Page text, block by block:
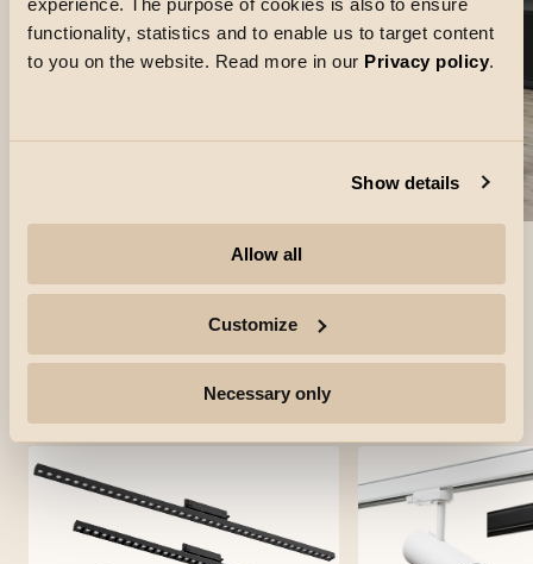
experience. The purpose of cookies is also to ensure
functionality, statistics and to enable us to target content
to you on the website. Read more in our Privacy policy.
Show details
Allow all
Customize
Necessary only
Produits utilisés